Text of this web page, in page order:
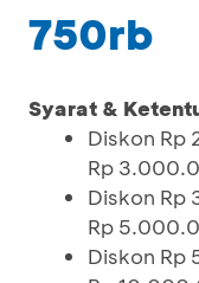
750rb
Syarat &
Diskon Rp
Rp
Diskon Rp
Rp
Diskon Rp